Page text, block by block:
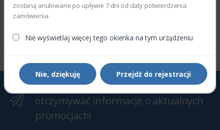
zostaną anulowane po upływie 7 dni od daty potwierdzenia
zamówienia.
Nie wyświetlaj więcej tego okienka na tym urządzeniu
Nie, dziękuję Przejdź do rejestracji
Zapisz się do Newslettera, aby
otrzymywać informacje o aktualnych
promocjach!